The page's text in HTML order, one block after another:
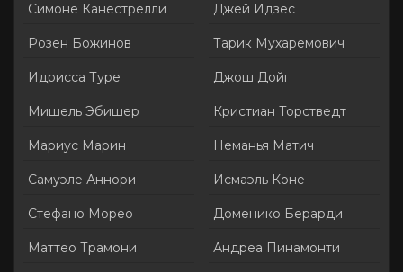
Симоне Канестрелли
Розен Божинов
Идрисса Туре
Мишель Эбишер
Мариус Марин
Самуэле Аннори
Стефано Морео
Маттео Трамони
Джей Идзес
Тарик Мухаремович
Джош Дойг
Кристиан Торстведт
Неманья Матич
Исмаэль Коне
Доменико Берарди
Андреа Пинамонти